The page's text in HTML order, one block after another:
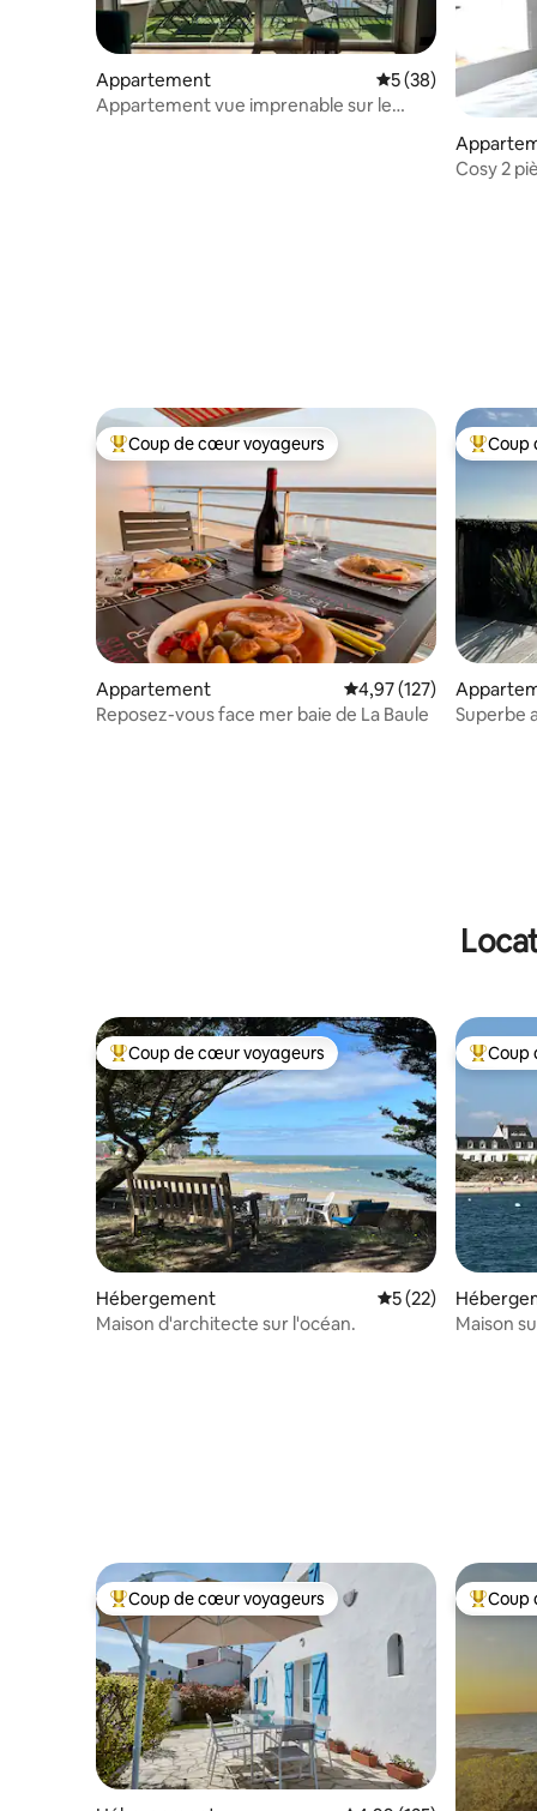
Appartement Évaluation
5 (38)
Appartement vue imprenable sur le
Cosy 2
Coups de cœur voyageurs les plus appréciés
Coup de cœur voyageurs
Appartement Évaluation moyenne
4,97 (127)
Reposez-vous face mer baie de La Baule
Coups
Coup
Superbe
Coups de cœur voyageurs les plus appréciés
Coup de cœur voyageurs
Hébergement Évaluation
5 (22)
Maison d'architecte sur l'océan.
Coups
Coup
Maison
Coups de cœur voyageurs les plus appréciés
Coup de cœur voyageurs Coups
Coup